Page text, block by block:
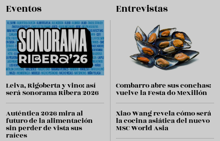
Eventos
Leiva, Rigoberta y vino: así
será Sonorama Ribera 2026
Auténtica 2026 mira al
futuro de la alimentación
sin perder de vista sus
raíces
Entrevistas
Combarro abre sus conchas:
vuelve la Festa do Mexillón
Xiao Wang revela cómo será
la cocina asiática del nuevo
MSC World Asia